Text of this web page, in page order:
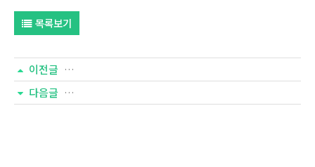
목록보기
이전글 [넘버즈 284호] 평신도 사역 인식 및 실태
다음글 [넘버즈 282호] 교회 거버넌스